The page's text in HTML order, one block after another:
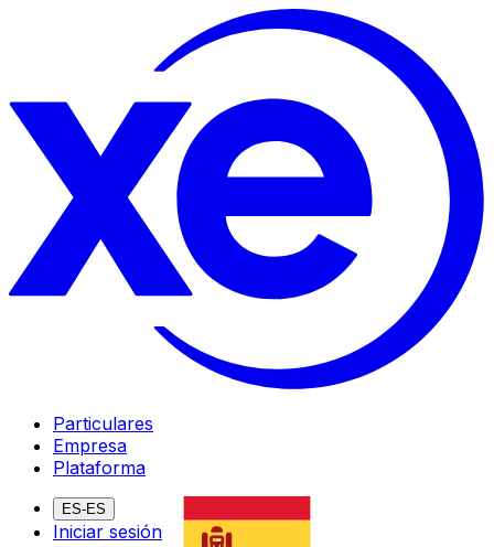
Particulares
Empresa
Plataforma
ES-ES
Iniciar sesión